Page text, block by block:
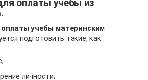
оплаты учебы из
учебы материнским
подготовить такие, как:
личности;